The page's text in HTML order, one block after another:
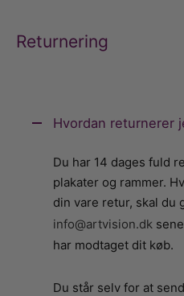
Returnering
Hvordan returnerer
Du har 14 dages fuld
plakater og rammer.
din vare retur, skal du
info@artvision.dk
har modtaget dit køb.
Du står selv for at